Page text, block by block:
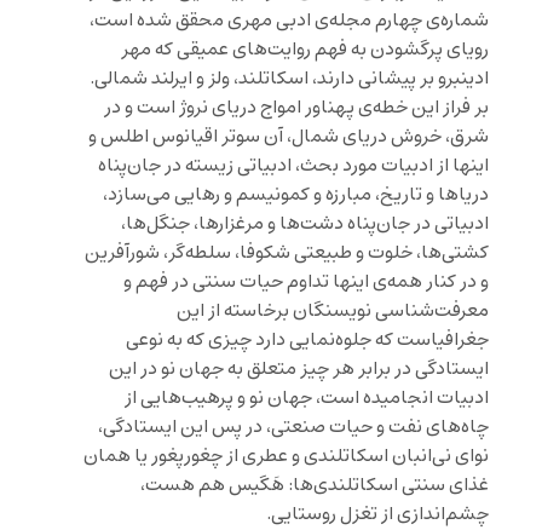
شماره‌ی چهارم مجله‌ی ادبی مهری محقق شده است،
رویای پرگشودن به فهم روایت‌های عمیقی که مهر
ادینبرو بر پیشانی دارند، اسکاتلند، ولز و ایرلند شمالی.
بر فراز این خطه‌ی پهناور امواج دریای نروژ است و در
شرق، خروش دریای شمال، آن سوتر اقیانوس اطلس و
اینها از ادبیات مورد بحث، ادبیاتی زیسته در جان‌پناه
دریاها و تاریخ، مبارزه و کمونیسم و رهایی می‌سازد،
ادبیاتی در جان‌پناه دشت‌ها و مرغزارها، جنگل‌ها،
کشتی‌ها، خلوت و طبیعتی شکوفا، سلطه‌گر، شورآفرین
و در کنار همه‌ی اینها تداوم حیات سنتی در فهم و
معرفت‌شناسی نویسنگان برخاسته از این
جغرافیاست که جلوه‌نمایی دارد چیزی که به نوعی
ایستادگی در برابر هر چیز متعلق به جهان نو در این
ادبیات انجامیده است، جهان نو و پرهیب‌هایی از
چاه‌های نفت و حیات صنعتی، در پس این ایستادگی،
نوای نی‌انبان اسکاتلندی و عطری از چغورپغور یا همان
غذای سنتی اسکاتلندی‌ها: هَگیس هم هست،
چشم‌اندازی از تغزل روستایی.